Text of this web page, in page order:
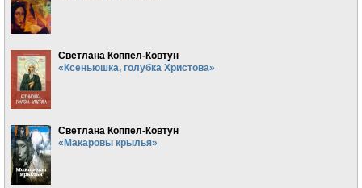
Светлана Коппел-Ковтун
«Ксеньюшка, голубка Христова»
Светлана Коппел-Ковтун
«Макаровы крылья»